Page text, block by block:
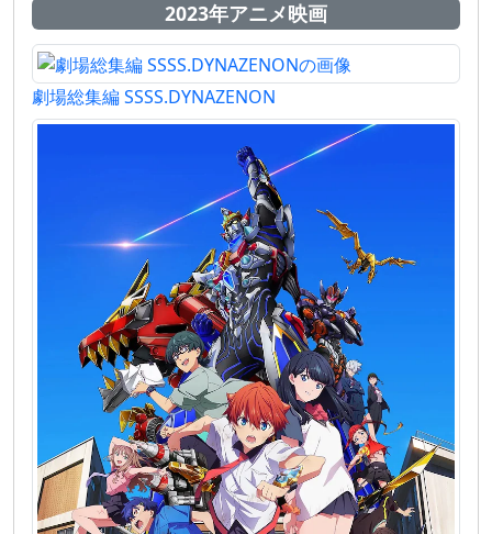
2023年アニメ映画
劇場総集編 SSSS.DYNAZENON